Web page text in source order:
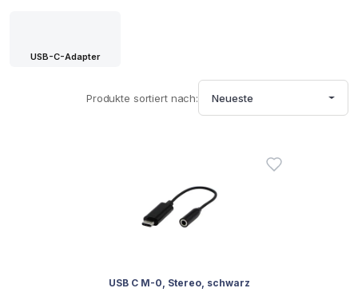
USB-C-Adapter
Produkte sortiert nach: Neueste
USB C M-0, Stereo, schwarz